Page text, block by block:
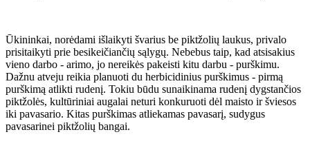
Ūkininkai, norėdami išlaikyti švarius be piktžolių laukus, privalo
prisitaikyti prie besikeičiančių sąlygų. Nebebus taip, kad atsisakius
vieno darbo - arimo, jo nereikės pakeisti kitu darbu - purškimu.
Dažnu atveju reikia planuoti du herbicidinius purškimus - pirmą
purškimą atlikti rudenį. Tokiu būdu sunaikinama rudenį dygstančios
piktžolės, kultūriniai augalai neturi konkuruoti dėl maisto ir šviesos
iki pavasario. Kitas purškimas atliekamas pavasarį, sudygus
pavasarinei piktžolių bangai.